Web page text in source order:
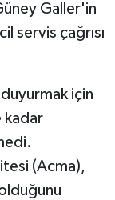
Galler'in
servis çağrısı
için
kadar
(Acma),